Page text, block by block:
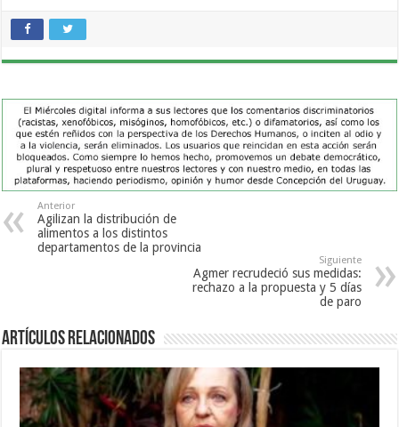
Anterior
Agilizan la distribución de
alimentos a los distintos
departamentos de la provincia
Siguiente
Agmer recrudeció sus medidas:
rechazo a la propuesta y 5 días
de paro
Artículos Relacionados